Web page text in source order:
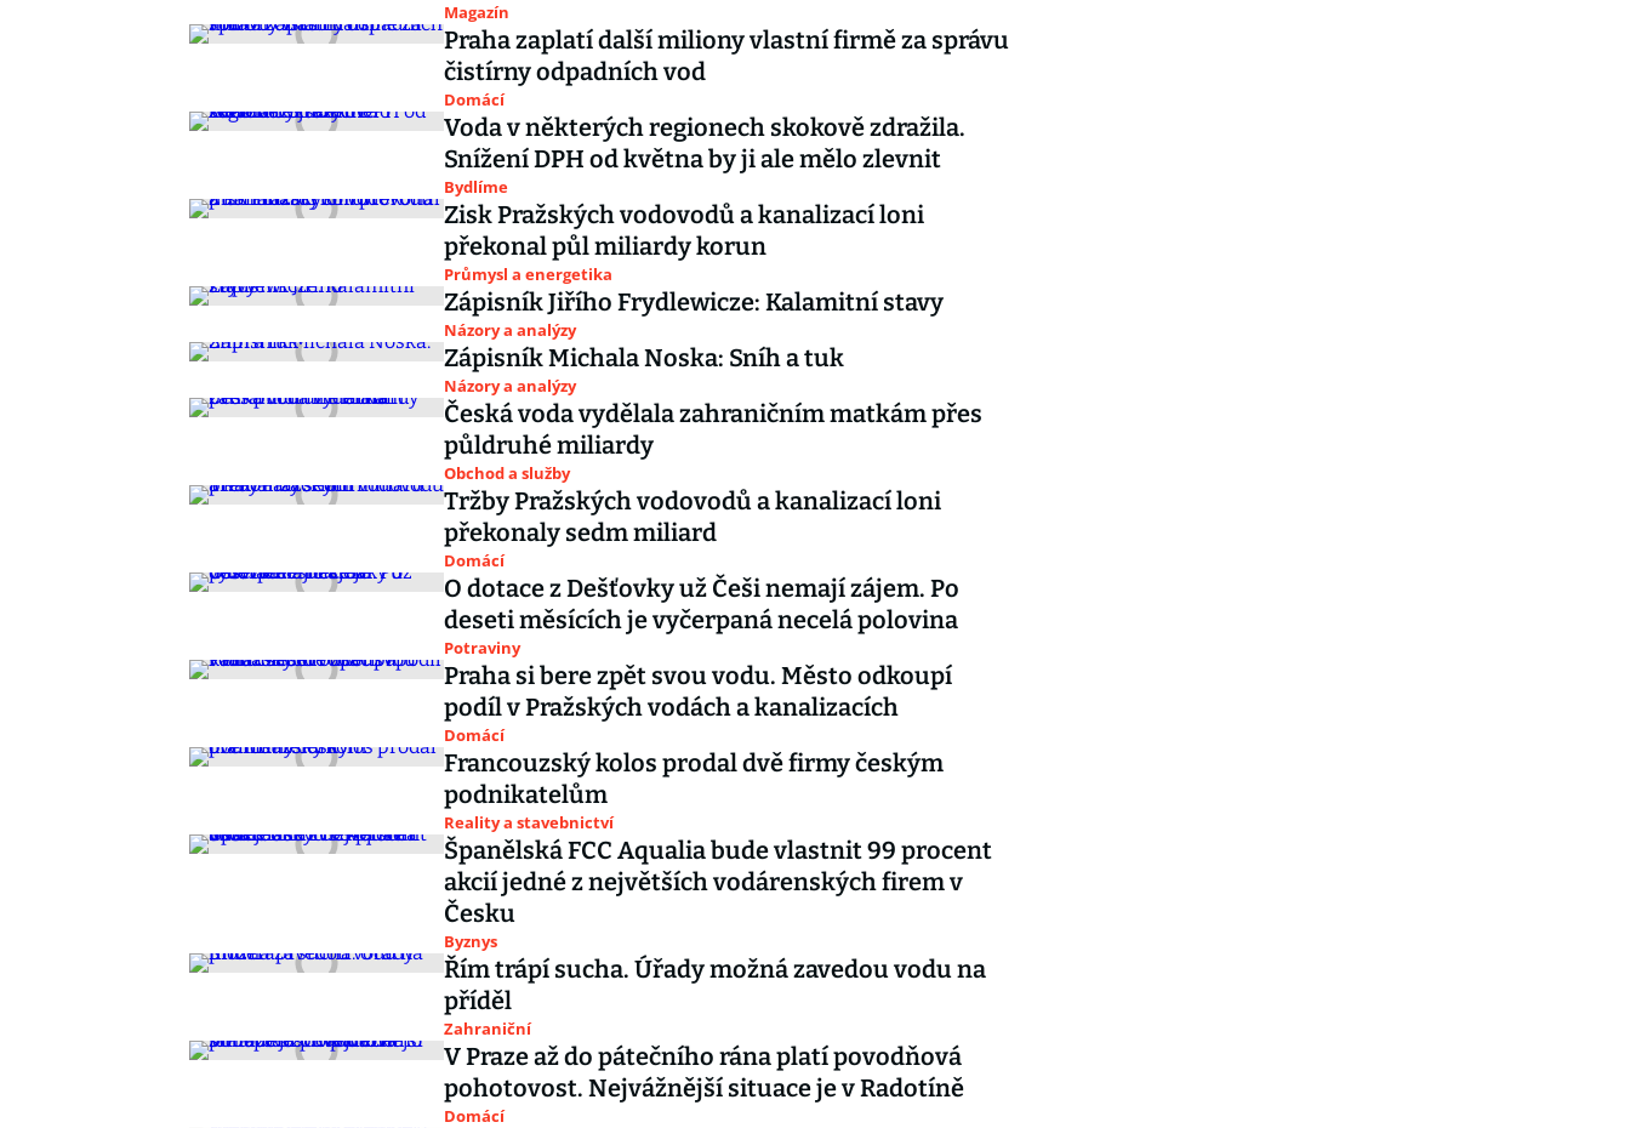
Magazín
Praha zaplatí další miliony vlastní firmě za správu
čistírny odpadních vod
Domácí
Voda v některých regionech skokově zdražila.
Snížení DPH od května by ji ale mělo zlevnit
Bydlíme
Zisk Pražských vodovodů a kanalizací loni
překonal půl miliardy korun
Průmysl a energetika
Zápisník Jiřího Frydlewicze: Kalamitní stavy
Názory a analýzy
Zápisník Michala Noska: Sníh a tuk
Názory a analýzy
Česká voda vydělala zahraničním matkám přes
půldruhé miliardy
Obchod a služby
Tržby Pražských vodovodů a kanalizací loni
překonaly sedm miliard
Domácí
O dotace z Dešťovky už Češi nemají zájem. Po
deseti měsících je vyčerpaná necelá polovina
Potraviny
Praha si bere zpět svou vodu. Město odkoupí
podíl v Pražských vodách a kanalizacích
Domácí
Francouzský kolos prodal dvě firmy českým
podnikatelům
Reality a stavebnictví
Španělská FCC Aqualia bude vlastnit 99 procent
akcií jedné z největších vodárenských firem v
Česku
Byznys
Řím trápí sucha. Úřady možná zavedou vodu na
příděl
Zahraniční
V Praze až do pátečního rána platí povodňová
pohotovost. Nejvážnější situace je v Radotíně
Domácí